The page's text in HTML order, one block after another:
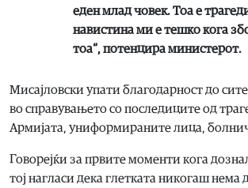
еден млад човек. Тоа е
навистина ми е тешко кога
тоа“, потенцира министерот.
Мисајловски упати благодарност до
во справувањето со последиците од
Армијата, униформираните лица,
Говорејќи за првите моменти кога
тој нагласи дека глетката никогаш нема